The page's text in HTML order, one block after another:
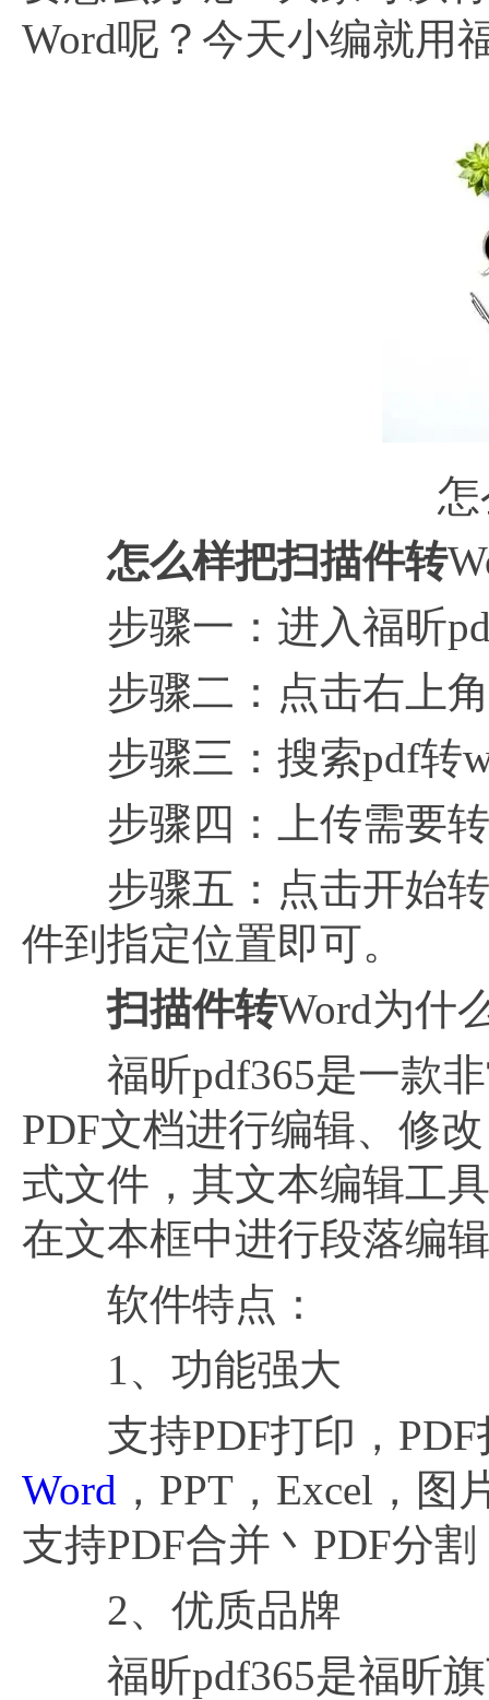
Word呢？今天小编就用
怎
怎么样把扫描件转
步骤一：进入福昕
步骤二：点击右上角
步骤三：搜索pdf转
步骤四：上传需要转
步骤五：点击开始转
件到指定位置即可。
扫描件转Word为什
福昕pdf365是一款非
PDF文档进行编辑、修
式文件，其文本编辑工
在文本框中进行段落编
软件特点：
1、功能强大
支持PDF打印，PDF
Word ，PPT，Excel，
支持PDF合并丶PDF分
2、优质品牌
福昕pdf365是福昕旗